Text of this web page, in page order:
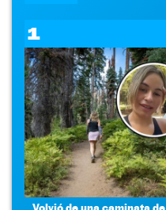
1
Volvió de una caminata de